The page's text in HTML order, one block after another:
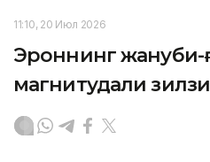
11:10, 20 Июл 2026
Эроннинг жануби-
магнитудали